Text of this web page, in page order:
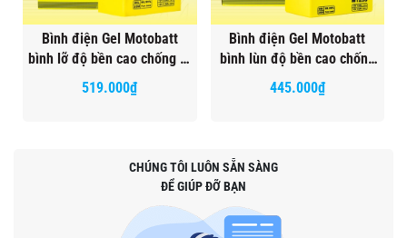
Bình điện Gel Motobatt
bình lỡ độ bền cao chống rò
bảo hành 18 tháng bình
điện vàng chính hãng
519.000₫
Bình điện Gel Motobatt
bình lùn độ bền cao chống
rò bảo hành 18 tháng bình
điện vàng chính hãng
445.000₫
CHÚNG TÔI LUÔN SẴN SÀNG
ĐỂ GIÚP ĐỠ BẠN